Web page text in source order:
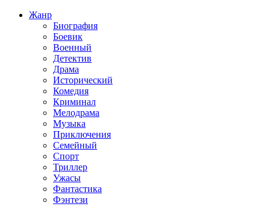
Жанр
Биография
Боевик
Военный
Детектив
Драма
Исторический
Комедия
Криминал
Мелодрама
Музыка
Приключения
Семейный
Спорт
Триллер
Ужасы
Фантастика
Фэнтези